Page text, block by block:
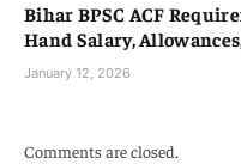
Bihar BPSC ACF
Hand Salary,
January 12, 2026
Comments are closed.